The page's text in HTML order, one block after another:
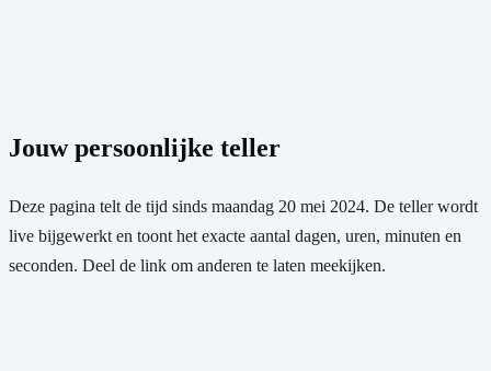
Jouw persoonlijke teller
Deze pagina telt de tijd sinds maandag 20 mei 2024. De teller wordt
live bijgewerkt en toont het exacte aantal dagen, uren, minuten en
seconden. Deel de link om anderen te laten meekijken.